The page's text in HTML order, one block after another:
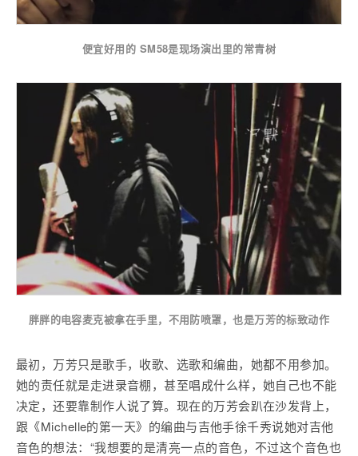
便宜好用的 SM58是现场演出里的常青树
胖胖的电容麦克被拿在手里，不用防喷罩，也是万芳的标致动作
最初，万芳只是歌手，收歌、选歌和编曲，她都不用参加。
她的责任就是走进录音棚，甚至唱成什么样，她自己也不能
决定，还要靠制作人说了算。现在的万芳会趴在沙发背上，
跟《Michelle的第一天》的编曲与吉他手徐千秀说她对吉他
音色的想法：“我想要的是清亮一点的音色，不过这个音色也